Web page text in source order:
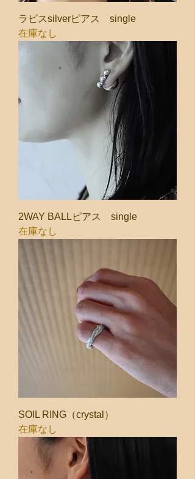
ラピスsilverピアス single
在庫なし
2WAY BALLピアス single
在庫なし
SOIL RING（crystal）
在庫なし